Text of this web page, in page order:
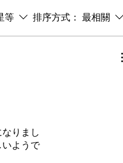
等 排序方式： 最相關
りまし
ようで